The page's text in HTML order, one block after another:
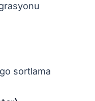
sortlama